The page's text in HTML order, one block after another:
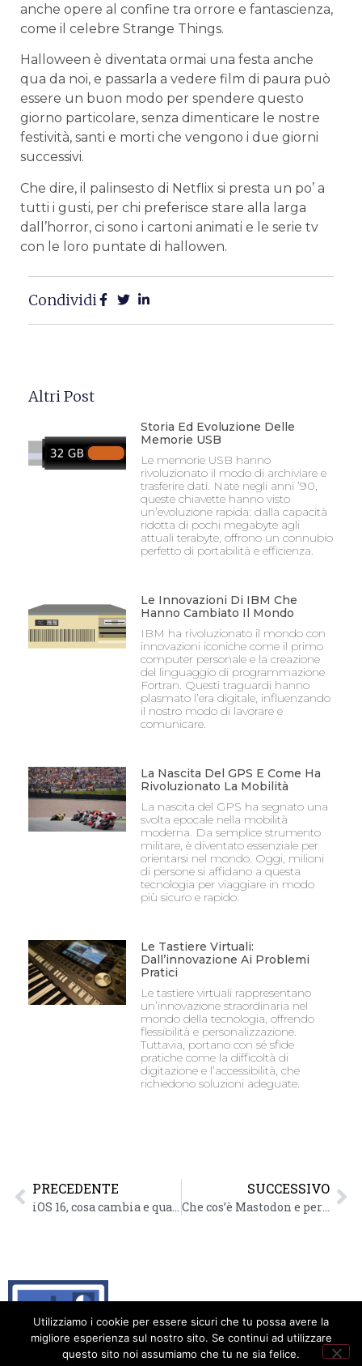
anche opere al confine tra orrore e fantascienza,
come il celebre Strange Things.
Halloween è diventata ormai una festa anche
qua da noi, e passarla a vedere film di paura può
essere un buon modo per spendere questo
giorno particolare, senza dimenticare le nostre
festività, santi e morti che vengono i due giorni
successivi.
Che dire, il palinsesto di Netflix si presta un po’ a
tutti i gusti, per chi preferisce stare alla larga
dall’horror, ci sono i cartoni animati e le serie tv
con le loro puntate di hallowen.
Condividi
Altri Post
Storia Ed Evoluzione Delle
Memorie USB
Le memorie USB hanno
rivoluzionato il modo di archiviare e
trasferire dati. Nate negli anni ’90,
queste chiavette hanno visto
un’evoluzione rapida: dalla capacità
ridotta di pochi megabyte agli
attuali terabyte, offrono un connubio
perfetto di portabilità e efficienza.
Le Innovazioni Di IBM Che
Hanno Cambiato Il Mondo
IBM ha rivoluzionato il mondo con
innovazioni iconiche come il primo
computer personale e la creazione
del linguaggio di programmazione
Fortran. Questi traguardi hanno
plasmato l’era digitale, influenzando
il nostro modo di lavorare e
comunicare.
La Nascita Del GPS E Come Ha
Rivoluzionato La Mobilità
La nascita del GPS ha segnato una
svolta epocale nella mobilità
moderna. Da semplice strumento
militare, è diventato essenziale per
orientarsi nel mondo. Oggi, milioni
di persone si affidano a questa
tecnologia per viaggiare in modo
più sicuro e rapido.
Le Tastiere Virtuali:
Dall’innovazione Ai Problemi
Pratici
Le tastiere virtuali rappresentano
un’innovazione straordinaria nel
mondo della tecnologia, offrendo
flessibilità e personalizzazione.
Tuttavia, portano con sé sfide
pratiche come la difficoltà di
digitazione e l’accessibilità, che
richiedono soluzioni adeguate.
PRECEDENTE
iOS 16, cosa cambia e quali sistemi supporta
SUCCESSIVO
Che cos’è Mastodon e perché è diventato l’alternativa a Twitter
Utilizziamo i cookie per essere sicuri che tu possa avere la
migliore esperienza sul nostro sito. Se continui ad utilizzare
questo sito noi assumiamo che tu ne sia felice.